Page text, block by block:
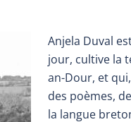
Anjela Duval
jour, cultive la
an-Dour, et
des poèmes,
la langue